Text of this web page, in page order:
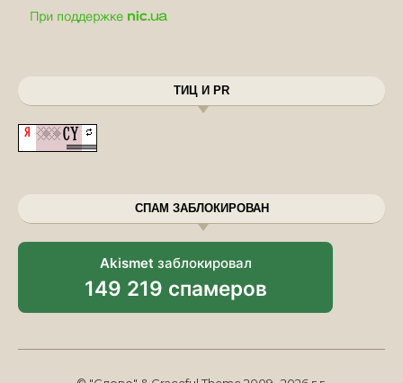
ТИЦ И PR
СПАМ ЗАБЛОКИРОВАН
Akismet заблокировал
149 219 спамеров